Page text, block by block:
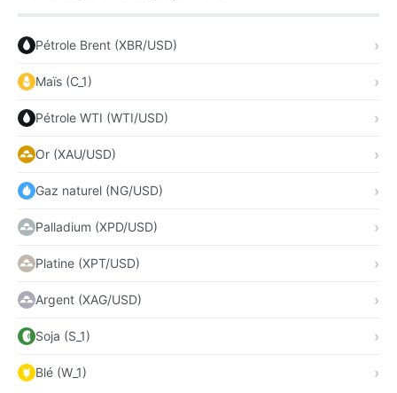
Pétrole Brent (XBR/USD)
Maïs (C_1)
Pétrole WTI (WTI/USD)
Or (XAU/USD)
Gaz naturel (NG/USD)
Palladium (XPD/USD)
Platine (XPT/USD)
Argent (XAG/USD)
Soja (S_1)
Blé (W_1)